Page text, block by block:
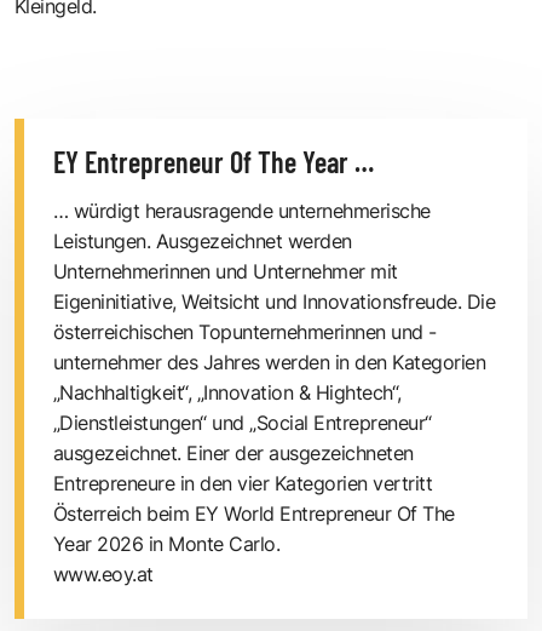
Kleingeld.
EY Entrepreneur Of The Year …
… würdigt herausragende unternehmerische
Leistungen. Ausgezeichnet werden
Unternehmerinnen und Unternehmer mit
Eigeninitiative, Weitsicht und Innovationsfreude. Die
österreichischen Topunternehmerinnen und -
unternehmer des Jahres werden in den Kategorien
„Nachhaltigkeit“, „Innovation & Hightech“,
„Dienstleistungen“ und „Social Entrepreneur“
ausgezeichnet. Einer der ausgezeichneten
Entrepreneure in den vier Kategorien vertritt
Österreich beim EY World Entrepreneur Of The
Year 2026 in Monte Carlo.
www.eoy.at